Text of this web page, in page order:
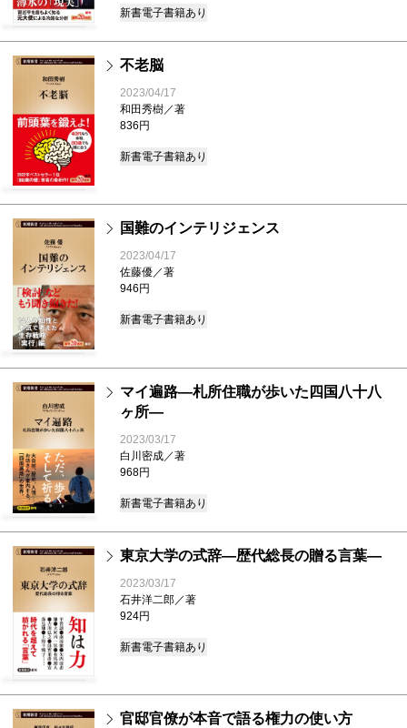
新書電子書籍あり
不老脳
2023/04/17
和田秀樹／著
836円
新書電子書籍あり
国難のインテリジェンス
2023/04/17
佐藤優／著
946円
新書電子書籍あり
マイ遍路―札所住職が歩いた四国八十八
ヶ所―
2023/03/17
白川密成／著
968円
新書電子書籍あり
東京大学の式辞―歴代総長の贈る言葉―
2023/03/17
石井洋二郎／著
924円
新書電子書籍あり
官邸官僚が本音で語る権力の使い方